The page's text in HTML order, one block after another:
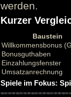
werden.
Kurzer
Baustein
Willkommensbonus
Bonusguthaben
Einzahlungsfenster
Umsatzanrechnung
Spiele im Fokus: